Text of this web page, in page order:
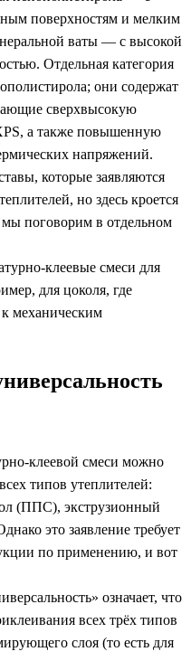
поверхностям и мелким
ваты — с высокой
Отдельная категория
они содержат
сверхвысокую
а также повышенную
напряжений.
которые заявляются
но здесь кроется
поговорим в отдельном
клеевые смеси для
для цоколя, где
к механическим
клеевой смеси можно
типов утеплителей:
(ППС), экструзионный
это заявление требует
по применению, и вот
означает, что
всех трёх типов
слоя (то есть для